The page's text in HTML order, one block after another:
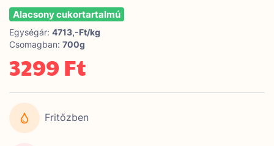
Alacsony cukortartalmú
Egységár: 4713,-Ft/kg
Csomagban: 700g
3299 Ft
Fritőzben